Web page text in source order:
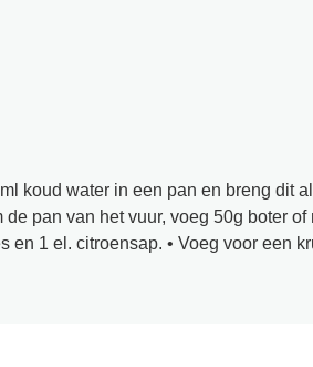
koud water in een pan en breng dit
pan van het vuur, voeg 50g boter
1 el. citroensap. • Voeg voor een